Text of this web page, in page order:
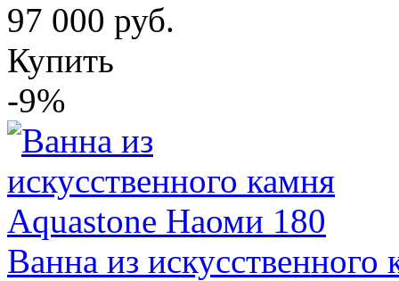
97 000 руб.
Купить
-9%
Ванна из